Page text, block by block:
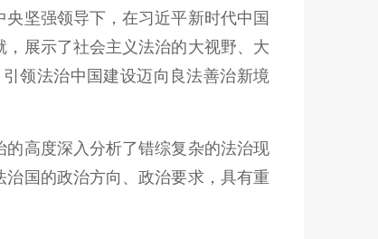
坚强领导下，在习近平新时代中国
展示了社会主义法治的大视野、大
领法治中国建设迈向良法善治新境
高度深入分析了错综复杂的法治现
国的政治方向、政治要求，具有重